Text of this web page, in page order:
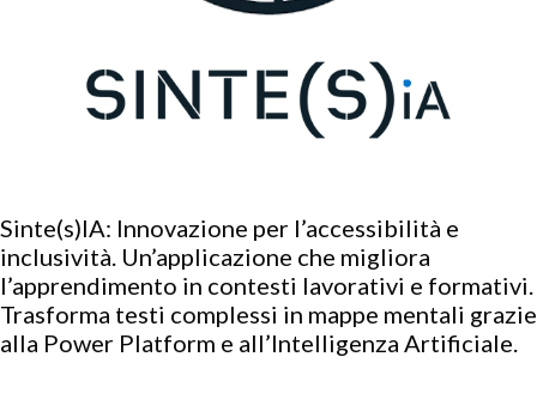
Sinte(s)IA: Innovazione per l’accessibilità e
inclusività. Un’applicazione che migliora
l’apprendimento in contesti lavorativi e formativi.
Trasforma testi complessi in mappe mentali grazie
alla Power Platform e all’Intelligenza Artificiale.